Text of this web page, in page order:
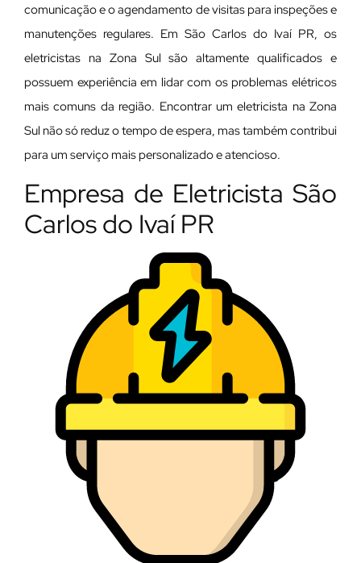
comunicação e o agendamento de visitas para inspeções e
manutenções regulares. Em São Carlos do Ivaí PR, os
eletricistas na Zona Sul são altamente qualificados e
possuem experiência em lidar com os problemas elétricos
mais comuns da região. Encontrar um eletricista na Zona
Sul não só reduz o tempo de espera, mas também contribui
para um serviço mais personalizado e atencioso.
Empresa de Eletricista São
Carlos do Ivaí PR